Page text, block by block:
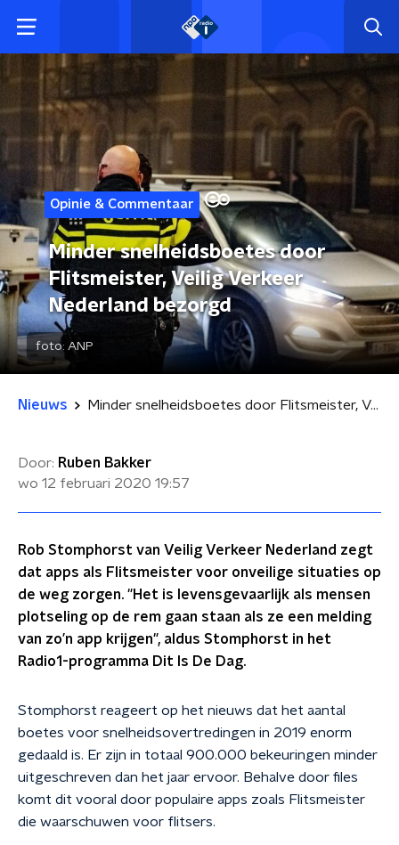
Opinie & Commentaar
Minder snelheidsboetes door
Flitsmeister, Veilig Verkeer
Nederland bezorgd
foto: ANP
Nieuws Minder snelheidsboetes door Flitsmeister, Veilig Verkeer Nederland bezorgd
Door: Ruben Bakker
wo 12 februari 2020 19:57
Rob Stomphorst van Veilig Verkeer Nederland zegt
dat apps als Flitsmeister voor onveilige situaties op
de weg zorgen. "Het is levensgevaarlijk als mensen
plotseling op de rem gaan staan als ze een melding
van zo’n app krijgen", aldus Stomphorst in het
Radio1-programma Dit Is De Dag.
Stomphorst reageert op het nieuws dat het aantal
boetes voor snelheidsovertredingen in 2019 enorm
gedaald is. Er zijn in totaal 900.000 bekeuringen minder
uitgeschreven dan het jaar ervoor. Behalve door files
komt dit vooral door populaire apps zoals Flitsmeister
die waarschuwen voor flitsers.